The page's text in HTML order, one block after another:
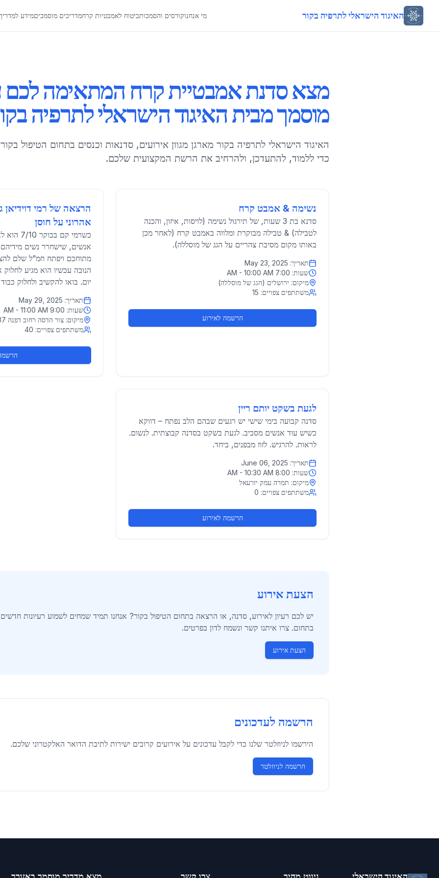
האיגוד הישראלי לתרפיה בקור מי אנחנוקורסים והסמכותביטוח לאמבטיות קרחמדריכים מוסמכיםמידע
מצא סדנת אמבטיית קרח המתאימה לכם
מוסמך מבית האיגוד הישראלי לתרפיה
האיגוד הישראלי לתרפיה בקור מארגן מגוון אירועים, סדנאות וכנסים בתחום הטיפול
כדי ללמוד, להתעדכן, ולהרחיב את הרשת המקצועית שלכם.
נשימה & אמבט קרח
סדנא בת 3 שעות, של תירגול נשימה (לויסות, איזון, והכנה
לטבילה) & טבילה מבוקרת ומלווה באמבט קרח (לאחר מכן
באותו מקום מסיבת צהריים על הגג של מוסללה).
תאריך: May 23, 2025
שעות: 7:00 AM - 10:00 AM
מיקום: ירושלים (הגג של מוסללה)
משתתפים צפויים: 15
הרשמה לאירוע
הרצאה של רמי דוידיאן
אהרוני על חוסן
כשרמי
אנשים, שישחרר נשים
מתוחכם ויפתח חמ”ל שלם
הנובה עכשיו הוא מגיע
יום. בואו להקשיב ולחלוק
תאריך: May 29, 2025
שעות: 9:00 AM - 11:00 AM
מיקום: צור הדסה רחוב דפנה 137
משתתפים צפויים: 40
לגעת בשקט יותם ריין
סדנה קבועה בימי שישי יש רגעים שבהם הלב נפתח – דווקא
כשיש עוד אנשים מסביב. לגעת בשקט בסדנה קבוצתית. לנשום.
לראות. להרגיש. לזוז מבפנים, ביחד.
תאריך: June 06, 2025
שעות: 8:00 AM - 10:30 AM
מיקום: תמרה עמק יזרעאל
משתתפים צפויים: 0
הרשמה לאירוע
הצעת אירוע
יש לכם רעיון לאירוע, סדנה, או הרצאה בתחום הטיפול בקור? אנחנו תמיד שמחים לשמוע רעיונות
בתחום. צרו איתנו קשר ונשמח לדון בפרטים.
הצעת אירוע
הרשמה לעדכונים
הירשמו לניוזלטר שלנו כדי לקבל עדכונים על אירועים קרובים ישירות לתיבת הדואר האלקטרוני שלכם.
הרשמה לניוזלטר